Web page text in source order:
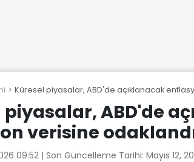
Küresel piyasalar, ABD'de açıklanacak
piyasalar, ABD'de
verisine
09:52 | Son Güncelleme Tarihi: Mayıs 12,